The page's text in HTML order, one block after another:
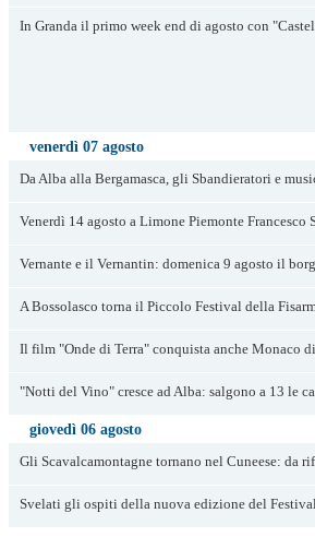
In Granda il primo week end di agosto con
venerdì 07 agosto
Da Alba alla Bergamasca, gli Sbandieratori e
Venerdì 14 agosto a Limone Piemonte Francesco
Vernante e il Vernantin: domenica 9 agosto il
A Bossolasco torna il Piccolo Festival della
Il film "Onde di Terra" conquista anche Monaco
"Notti del Vino" cresce ad Alba: salgono a 13 le
giovedì 06 agosto
Gli Scavalcamontagne tornano nel Cuneese: da
Svelati gli ospiti della nuova edizione del